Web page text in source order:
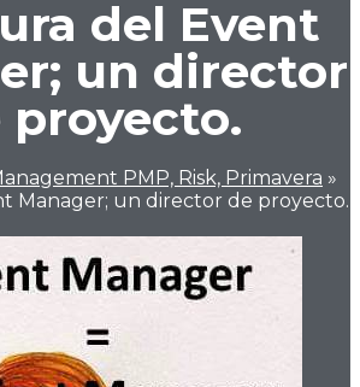
del Event
un director
proyecto.
PMP, Risk, Primavera »
Manager; un director de proyecto.